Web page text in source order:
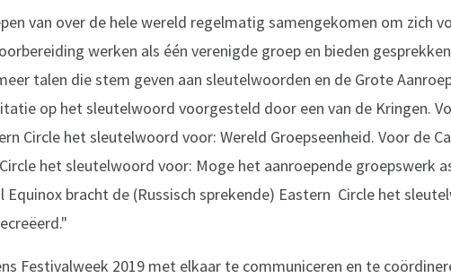
van over de hele wereld regelmatig samengekomen om zich
werken als één verenigde groep en bieden
talen die stem geven aan sleutelwoorden en de Grote
op het sleutelwoord voorgesteld door een van de Kringen.
Circle het sleutelwoord voor: Wereld Groepseenheid. Voor de
het sleutelwoord voor: Moge het aanroepende groepswerk
Equinox bracht de (Russisch sprekende) Eastern Circle het
Festivalweek 2019 met elkaar te communiceren en te